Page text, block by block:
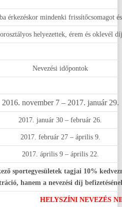
érkezéskor mindenki frissítőcsomagot
helyezettek, érem és oklevél
Nevezési időpontok
2016. november 7 – 2017. január 29.
2017. január 30 – február 26.
2017. február 27 – április 9.
2017. április 9 – április 22.
sportegyesületek tagjai 10%
hanem a nevezési díj
HELYSZÍNI NEVEZÉS